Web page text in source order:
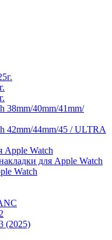
38mm/40mm/41mm/
42mm/44mm/45 / ULTRA
Apple Watch
для Apple Watch
Watch
(2025)